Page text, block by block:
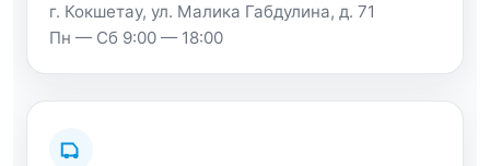
г. Кокшетау, ул. Малика Габдулина, д. 71
Пн — Сб 9:00 — 18:00